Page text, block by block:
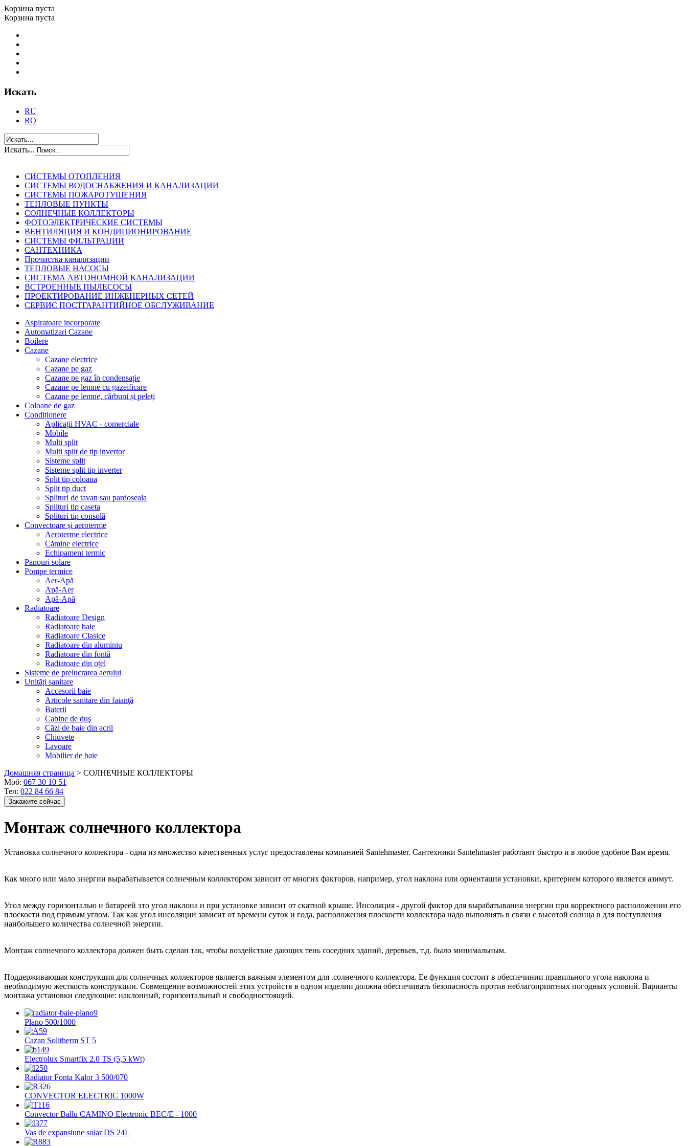
Корзина пуста
Корзина пуста
Искать
RU
RO
Искать...
СИСТЕМЫ ОТОПЛЕНИЯ
СИСТЕМЫ ВОДОСНАБЖЕНИЯ И КАНАЛИЗАЦИИ
СИСТЕМЫ ПОЖАРОТУШЕНИЯ
ТЕПЛОВЫЕ ПУНКТЫ
СОЛНЕЧНЫЕ КОЛЛЕКТОРЫ
ФОТОЭЛЕКТРИЧЕСКИЕ СИСТЕМЫ
ВЕНТИЛЯЦИЯ И КОНДИЦИОНИРОВАНИЕ
СИСТЕМЫ ФИЛЬТРАЦИИ
САНТЕХНИКА
Прочистка канализации
ТЕПЛОВЫЕ НАСОСЫ
СИСТЕМА АВТОНОМНОЙ КАНАЛИЗАЦИИ
ВСТРОЕННЫЕ ПЫЛЕСОСЫ
ПРОЕКТИРОВАНИЕ ИНЖЕНЕРНЫХ СЕТЕЙ
СЕРВИС ПОСТГАРАНТИЙНОЕ ОБСЛУЖИВАНИЕ
Aspiratoare incorporate
Automatizari Cazane
Boilere
Cazane
Cazane electrice
Cazane pe gaz
Cazane pe gaz în condensație
Cazane pe lemne cu gazeificare
Cazane pe lemne, cărbuni și peleți
Coloane de gaz
Condiționere
Aplicații HVAC - comerciale
Mobile
Multi split
Multi split de tip invertor
Sisteme split
Sisteme split tip inverter
Split tip coloana
Split tip duct
Splituri de tavan sau pardoseala
Splituri tip caseta
Splituri tip consolă
Convectoare și aeroterme
Aeroterme electrice
Cămine electrice
Echipament termic
Panouri solare
Pompe termice
Aer-Apă
Apă-Aer
Apă-Apă
Radiatoare
Radiatoare Design
Radiatoare baie
Radiatoare Clasice
Radiatoare din aluminiu
Radiatoare din fontă
Radiatoare din oțel
Sisteme de prelucrarea aerului
Unități sanitare
Accesorii baie
Articole sanitare din faianţă
Baterii
Cabine de duş
Căzi de baie din acril
Chiuvete
Lavoare
Mobilier de baie
Домашняя страница > СОЛНЕЧНЫЕ КОЛЛЕКТОРЫ
Моб: 067 30 10 51
Тел: 022 84 66 84
Закажите сейчас
Монтаж солнечного коллектора
Установка солнечного коллектора - одна из множествo качественных услуг предоставлены компанией Santehmaster. Сантехники Santehmaster работают быстро и в любое удобное Вам время.
Как много или мало энергии вырабатывается солнечным коллектором зависит от многих факторов, например, угол наклона или ориентация установки, критерием которого является азимут.
Угол между горизонталью и батареей это угол наклона и при установке зависит от скатной крыше. Инсоляция - другой фактор для вырабатывания энергии при корректного расположении его
плоскости под прямым углом. Так как угол инсоляции зависит от времени суток и года, расположения плоскости коллектора надо выполнять в связи с высотой солнца в для поступления
наибольшего количества солнечной энергии.
Монтаж солнечного коллектора должен быть сделан так, чтобы воздействие дающих тень соседних зданий, деревьев, т.д. было минимальным.
Поддерживающая конструкция для солнечных коллекторов является важным элементом для .солнечного коллектора. Ее функция состоит в обеспечинии правильного угола наклона и
необходимую жесткость конструкции. Совмещение возможностей этих устройств в одном изделии должна обеспечивать безопасность против неблагоприятных погодных условий. Варианты
монтажа установки следующие: наклонный, горизонтальный и свободностоящий.
Plano 500/1000
Cazan Solitherm ST 5
Electrolux Smartfix 2.0 TS (5,5 kWt)
Radiator Fonta Kalor 3 500/070
CONVECTOR ELECTRIC 1000W
Convector Ballu СAMINO Electronic BEC/E - 1000
Vas de expansiune solar DS 24L